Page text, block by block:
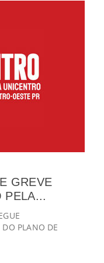
GREVE
PELA...
DO PLANO DE